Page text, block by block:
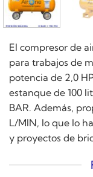
El compresor de
para trabajos de
potencia de 2,0
estanque de 100
BAR. Además,
L/MIN, lo que lo
y proyectos de